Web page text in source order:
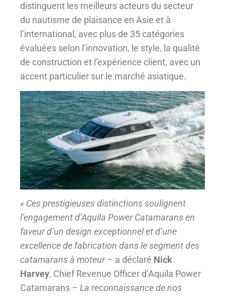
distinguent les meilleurs acteurs du secteur
du nautisme de plaisance en Asie et à
l’international, avec plus de 35 catégories
évaluées selon l’innovation, le style, la qualité
de construction et l’expérience client, avec un
accent particulier sur le marché asiatique.
« Ces prestigieuses distinctions soulignent
l’engagement d’Aquila Power Catamarans en
faveur d’un design exceptionnel et d’une
excellence de fabrication dans le segment des
catamarans à moteur– a déclaré Nick
Harvey, Chief Revenue Officer d’Aquila Power
Catamarans – La reconnaissance de nos